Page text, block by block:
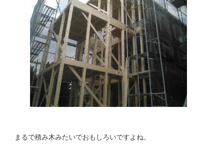
まるで積み木みたいでおもしろいですよね。